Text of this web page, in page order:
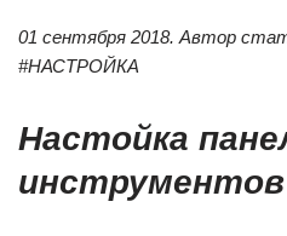
01 сентября 2018. Автор
#НАСТРОЙКА
Настойка